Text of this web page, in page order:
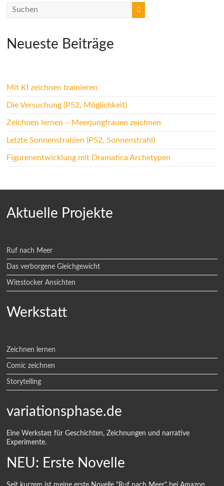
Neueste Beiträge
Mit KI zeichnen trainieren
Die Versuchung (P52, Möglichkeit)
Zeichnen lernen – Meerjungfrauen zeichnen
Letzte Sonnenstrahlen (P52, Sonnenstrahl)
Figurenentwicklung mit Dramatica Archetypen
Aktuelle Projekte
Ruf nach Meer
Das verborgene Gleichgewicht
Wittstocker Ansichten
Werkstatt
Zeichnen lernen
Comic zeichnen
Storytelling
variationsphase.de
Eine Werkstatt für Geschichten, Zeichnungen und narrative
Experimente.
NEU: Erste Novelle